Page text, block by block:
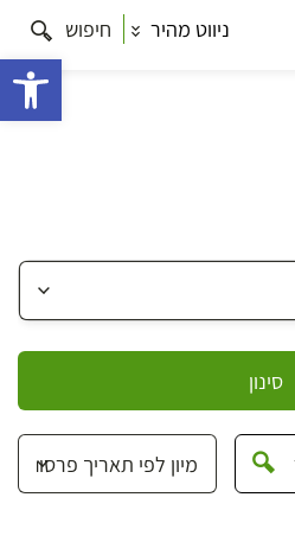
ניווט מהיר חיפוש
סינון